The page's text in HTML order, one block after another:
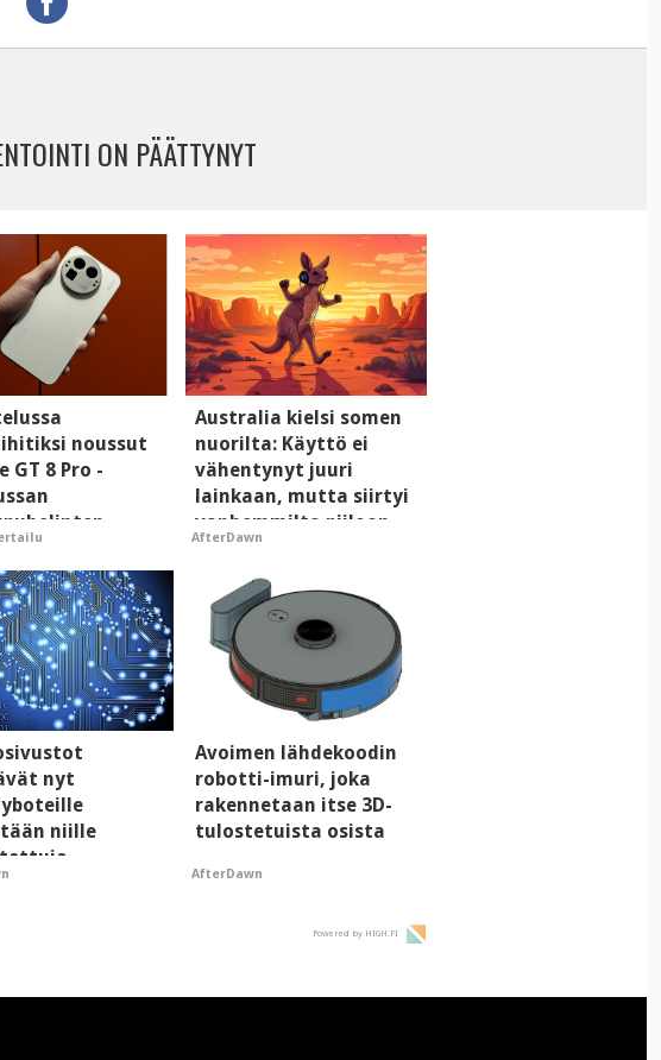
ON PÄÄTTYNYT
noussut
GT 8 Pro -
Australia kielsi somen
nuorilta: Käyttö ei
vähentynyt juuri
lainkaan, mutta siirtyi
vanhemmilta piiloon
AfterDawn
nyt
niille
- vaikuttaa
Avoimen lähdekoodin
robotti-imuri, joka
rakennetaan itse 3D-
tulostetuista osista
AfterDawn
Powered by HIGH.FI